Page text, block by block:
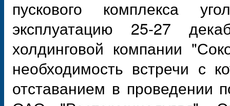
пускового комплекса
эксплуатацию 25-27
холдинговой компании
необходимость встречи с
отставанием в проведении